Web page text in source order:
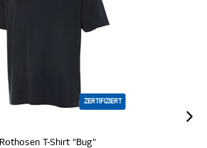
ZERTIFIZIERT
Rothosen T-Shirt "Bug"